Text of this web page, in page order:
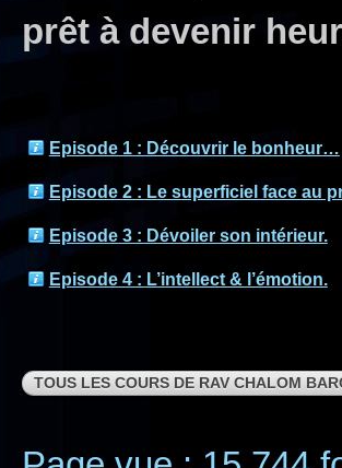
prêt à devenir
Episode 1 : Découvrir le bonheur…
Episode 2 : Le superficiel face au
Episode 3 : Dévoiler son intérieur.
Episode 4 : L’intellect & l’émotion.
TOUS LES COURS DE RAV CHALOM